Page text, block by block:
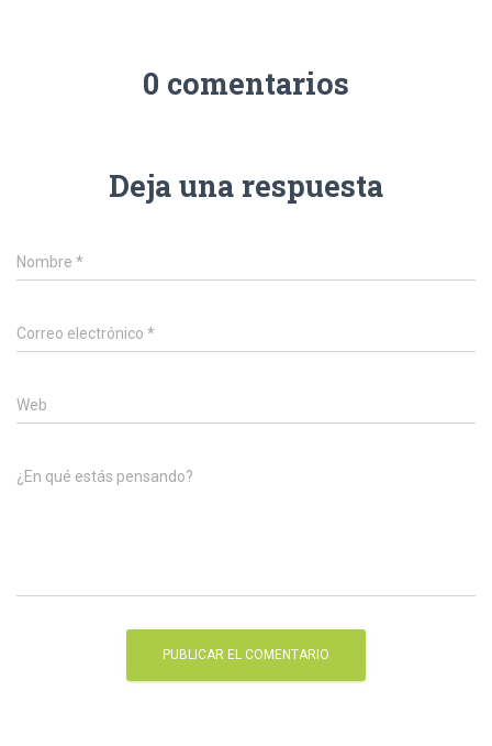
0 comentarios
Deja una respuesta
Nombre *
Correo electrónico *
Web
¿En qué estás pensando?